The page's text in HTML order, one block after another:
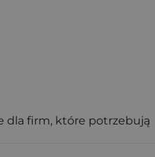
dla firm, które potrzebują